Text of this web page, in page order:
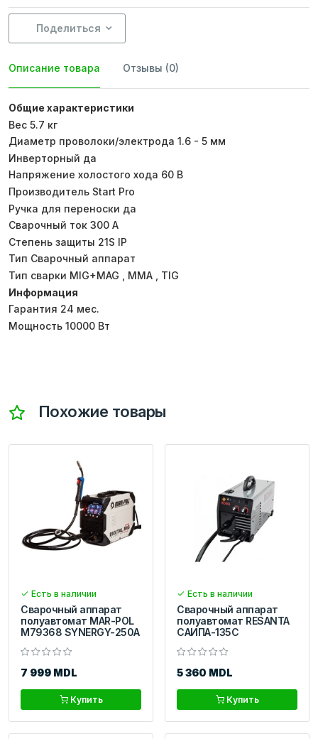
Поделиться
Описание товара Отзывы (0)
Общие характеристики
Вес 5.7 кг
Диаметр проволоки/электрода 1.6 - 5 мм
Инверторный да
Напряжение холостого хода 60 В
Производитель Start Pro
Ручка для переноски да
Сварочный ток 300 А
Степень защиты 21S IP
Тип Сварочный аппарат
Тип сварки MIG+MAG , MMA , TIG
Информация
Гарантия 24 мес.
Мощность 10000 Вт
Похожие товары
Есть в наличии
Сварочный аппарат
полуавтомат MAR-POL
M79368 SYNERGY-250A
7 999 MDL
Купить
Есть в наличии
Сварочный аппарат
полуавтомат RESANTA
САИПА-135C
5 360 MDL
Купить